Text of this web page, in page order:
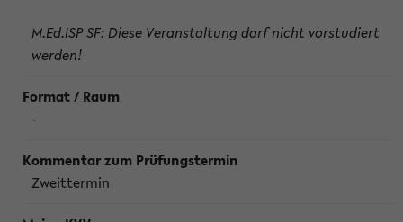
M.Ed.ISP SF: Diese Veranstaltung darf nicht vorstudiert
werden!
-
Zweittermin